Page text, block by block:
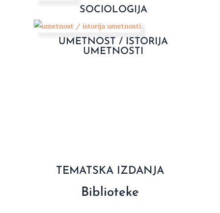
SOCIOLOGIJA
UMETNOST / ISTORIJA
UMETNOSTI
TEMATSKA IZDANJA
Biblioteke